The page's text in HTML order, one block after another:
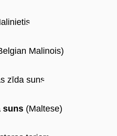
Malinois)
suns(Maltese)